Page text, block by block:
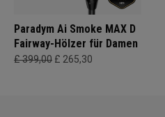
Paradym Ai Smoke MAX D
Fairway-Hölzer für Damen
£ 399,00 £ 265,30